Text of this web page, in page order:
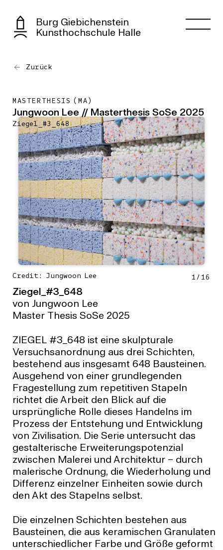
Burg Giebichenstein
Kunsthochschule Halle
Zurück
MASTERTHESIS (MA)
Jungwoon Lee // Masterthesis SoSe 2025
Ziegel_#3_648
1 / 16
Credit: Jungwoon Lee
Ziegel_#3_648
von Jungwoon Lee
Master Thesis SoSe 2025
ZIEGEL #3_648 ist eine skulpturale
Versuchsanordnung aus drei Schichten,
bestehend aus insgesamt 648 Bausteinen.
Ausgehend von einer grundlegenden
Fragestellung zum repetitiven Stapeln
richtet die Arbeit den Blick auf die
ursprüngliche Rolle dieses Handelns im
Prozess der Entstehung und Entwicklung
von Zivilisation. Die Serie untersucht das
gestalterische Erweiterungspotenzial
zwischen Malerei und Architektur – durch
malerische Ordnung, die Wiederholung und
Differenz einzelner Einheiten sowie durch
den Akt des Stapelns selbst.
Die einzelnen Schichten bestehen aus
Bausteinen, die aus keramischen Granulaten
unterschiedlicher Farbe und Größe geformt